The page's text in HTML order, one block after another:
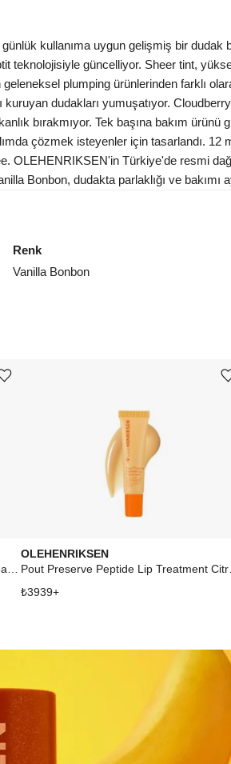
kullanıma uygun gelişmiş bir dudak
teknolojisiyle güncelliyor. Sheer tint,
plumping ürünlerinden farklı
dudakları yumuşatıyor.
bırakmıyor. Tek başına bakım ürünü
çözmek isteyenler için tasarlandı. 12
OLEHENRIKSEN'in Türkiye'de resmi
Bonbon, dudakta parlaklığı ve bakımı
Renk
Vanilla Bonbon
Ürünü istek listesine ekle veya listeden çıkar
OLEHENRIKSEN
₺3939+